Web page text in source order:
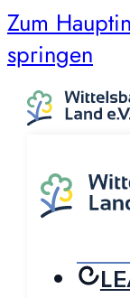
Zum
springen